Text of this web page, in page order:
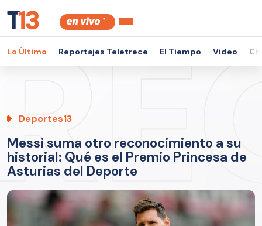
Lo Último Reportajes Teletrece El Tiempo Video
Deportes13
Messi suma otro reconocimiento a su
historial: Qué es el Premio Princesa de
Asturias del Deporte